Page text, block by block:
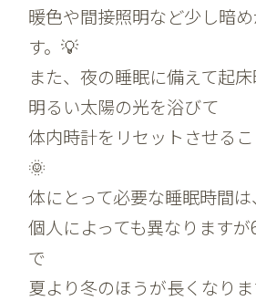
暖色や間接照明など少し暗
す。💡
また、夜の睡眠に備えて起
明るい太陽の光を浴びて
体内時計をリセットさせるこ
🌞
体にとって必要な睡眠時間は、
個人によっても異なります
で
夏より冬のほうが長くなりま